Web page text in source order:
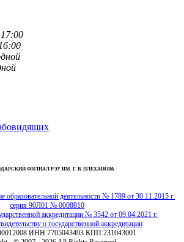
ФИЛИАЛ РЭУ ИМ. Г. В. ПЛЕХАНОВА
образовательной деятельности № 1789 от 30.11.2015 г.
серия 90Л01 № 0008810
аккредитации № 3542 от 09.04.2021 г.
о государственной аккредитации
ИНН:7705043493 КПП:231043001